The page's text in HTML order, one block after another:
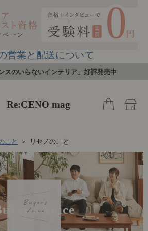
営業と配送について
スのいらないインテリア」好評発売中
こと ＞ リセノのこと
Voice